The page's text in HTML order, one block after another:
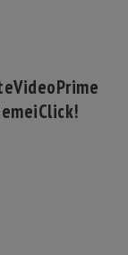
VideoPrime
Click!